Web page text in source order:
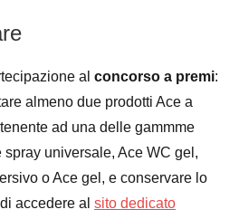
al concorso a premi:
almeno due prodotti Ace a
ad una delle gammme
universale, Ace WC gel,
o Ace gel, e conservare lo
accedere al sito dedicato